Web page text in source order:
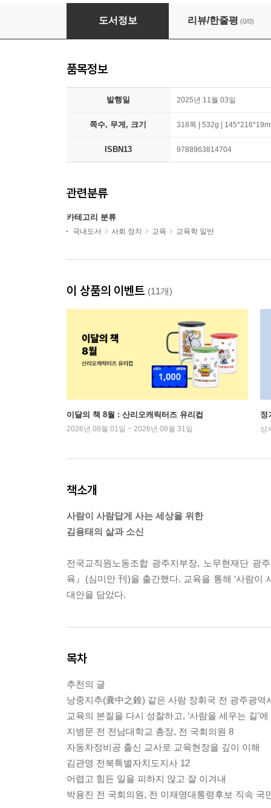
김용태의 사람 사는 교육
도서정보 리뷰/한줄평 (0/0)
품목정보
발행일 2025년 11월 03일
쪽수, 무게, 크기 318쪽 | 532g |
ISBN13 9788963814704
관련분류
카테고리 분류
국내도서 사회 정치 교육 교육학 일반
이 상품의 이벤트 (11개)
이달의 책 8월 : 산리오캐릭터즈 유리컵
2026년 08월 01일 ~ 2026년 08월 31일
정
상
책소개
사람이 사람답게 사는 세상을 위한
김용태의 삶과 소신
전국교직원노동조합 광주지부장, 노무현재단 광
육』(심미안 刊)을 출간했다. 교육을 통해 ‘사람이
대안을 담았다.
목차
추천의 글
낭중지추(囊中之錐) 같은 사람 장휘국 전 광주광역
교육의 본질을 다시 성찰하고, ‘사람을 세우는 길’
지병문 전 전남대학교 총장, 전 국회의원 8
자동차정비공 출신 교사로 교육현장을 깊이 이해
김관영 전북특별자치도지사 12
어렵고 힘든 일을 피하지 않고 잘 이겨내
박용진 전 국회의원, 전 이재명대통령후보 직속 국